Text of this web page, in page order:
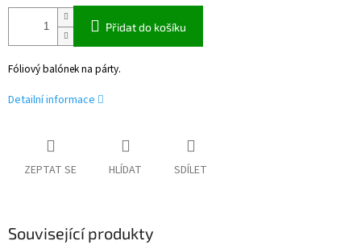
Přidat do košíku
Fóliový balónek na párty.
Detailní informace
ZEPTAT SE HLÍDAT SDÍLET
Související produkty